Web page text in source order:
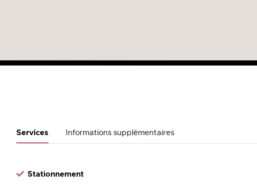
Services Informations supplémentaires
Stationnement